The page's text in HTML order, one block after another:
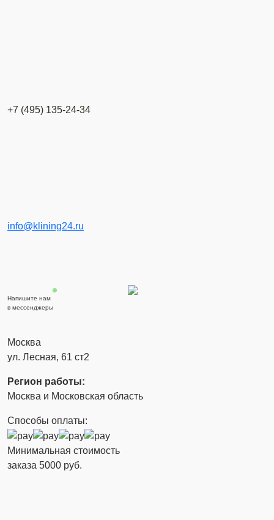
+7 (495) 135-24-34
info@klining24.ru
Напишите нам
в мессенджеры
Москва
ул. Лесная, 61 ст2
Регион работы:
Москва и Московская область
Способы оплаты:
Минимальная стоимость
заказа 5000 руб.